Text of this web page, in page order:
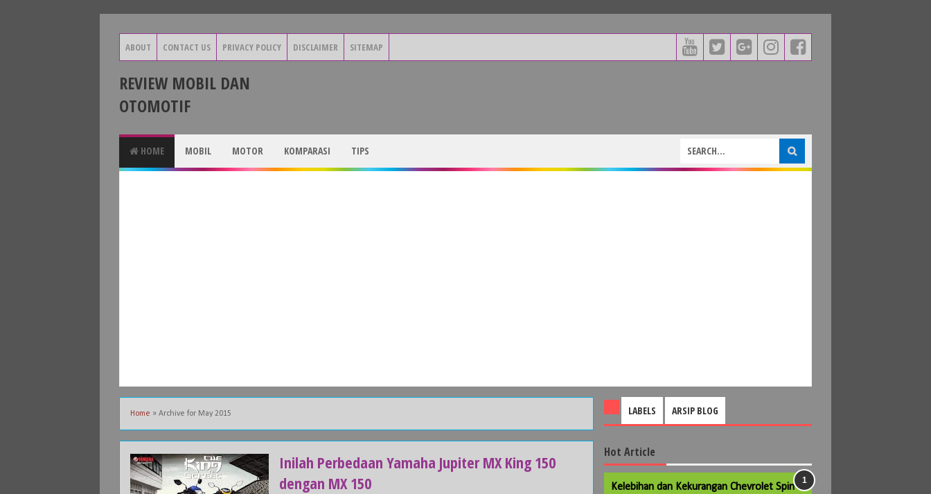
ABOUT CONTACT US PRIVACY POLICY DISCLAIMER SITEMAP
REVIEW MOBIL DAN
OTOMOTIF
HOME MOBIL MOTOR KOMPARASI TIPS
Home » Archive for May 2015
Inilah Perbedaan Yamaha Jupiter MX King 150
dengan MX 150
LABELS ARSIP BLOG
Hot Article
Kelebihan dan Kekurangan Chevrolet Spin